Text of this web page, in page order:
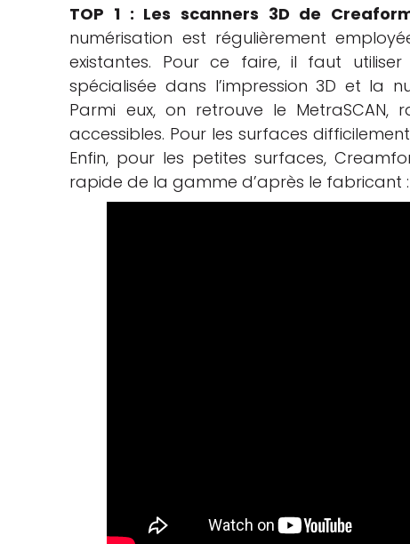
TOP 1 : Les scanners 3D de
numérisation est régulièrement
existantes. Pour ce faire, il faut
spécialisée dans l’impression 3D et la
Parmi eux, on retrouve le
accessibles. Pour les surfaces
Enfin, pour les petites surfaces,
rapide de la gamme d’après le fabricant :